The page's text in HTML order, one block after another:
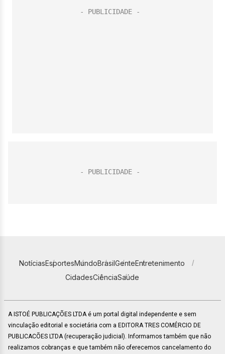
NotíciasEsportesMundoBrasilGenteEntretenimento
CidadesCiênciaSaúde
A ISTOÉ PUBLICAÇÕES LTDA é um portal digital independente e sem
vinculação editorial e societária com a EDITORA TRES COMÉRCIO DE
PUBLICACÕES LTDA (recuperação judicial). Informamos também que não
realizamos cobranças e que também não oferecemos cancelamento do